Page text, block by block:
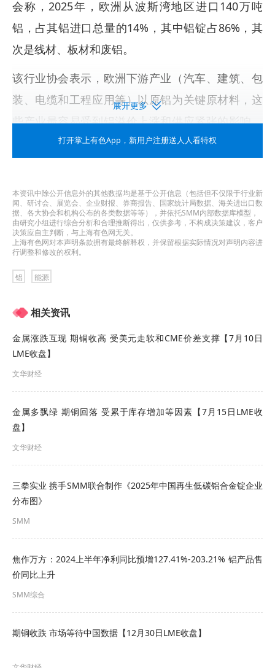
会称，2025年，欧洲从波斯湾地区进口140万吨
铝，占其铝进口总量的14%，其中铝锭占86%，其
次是线材、板材和废铝。
该行业协会表示，欧洲下游产业（汽车、建筑、包
装、电缆和工程应用等）以原铝为关键原材料，这
些产业最容易受到铝溢价上涨和供应紧张的影响，
并将率先感受到制造成本上升的冲击。
突爆发前一天）到3月12日上涨了11%，达到每吨
3,516美元，创四年新高。受中东冲突带来的不确定
性和风险情绪的影响，欧洲实物铝溢价（在LME基
准价格之上报价）的涨幅甚至更大。
除原铝外，欧盟还从波斯湾地区采购某些特种铝产
品，该地区也是欧盟约6%
欧洲铝业协会发言人Kelly Roegies称：“欧洲废铝供
应本已是业内关注的问题，如果再出现其他中断，
供应将更加紧张。”她强调，鉴于当前局势，阻止欧
此外，冲突以及霍尔木兹海峡航运的部分中断也推
高了能源价格，欧洲的能源价格目前已比其他竞争
“对于铝业这类能源密集型行业而言，电力价格波动
会对生产成本产生直接而显著的影响，”Roegies指
成本的主要驱动因素）已从每兆瓦时30欧元（34.40
美元）上涨至每兆瓦时46欧元，涨幅超过50%。
主要市场的平均批发电力价格也上涨了20%至
30%，目前价格区间为每兆瓦时80至120欧元。
展开更多
打开掌上有色App ，新用户注册送人人看特权
本资讯中除公开信息外的其他数据均是基于公开信息（包括但不仅限于行业新
闻、研讨会、展览会、企业财报、券商报告、国家统计局数据、海关进出口数
据、各大协会和机构公布的各类数据等等），并依托SMM内部数据库模型，
由研究小组进行综合分析和合理推断得出，仅供参考，不构成决策建议，客户
决策应自主判断，与上海有色网无关。
上海有色网对本声明条款拥有最终解释权，并保留根据实际情况对声明内容进
行调整和修改的权利。
铝 能源
相关资讯
金属涨跌互现 期铜收高 受美元走软和CME价差支撑【7月10日
LME收盘】
文华财经
金属多飘绿 期铜回落 受累于库存增加等因素【7月15日LME收
盘】
文华财经
三拳实业 携手SMM联合制作《2025年中国再生低碳铝合金锭企业
分布图》
SMM
焦作万方：2024上半年净利同比预增127.41%-203.21% 铝产品售
价同比上升
SMM综合
期铜收跌 市场等待中国数据【12月30日LME收盘】